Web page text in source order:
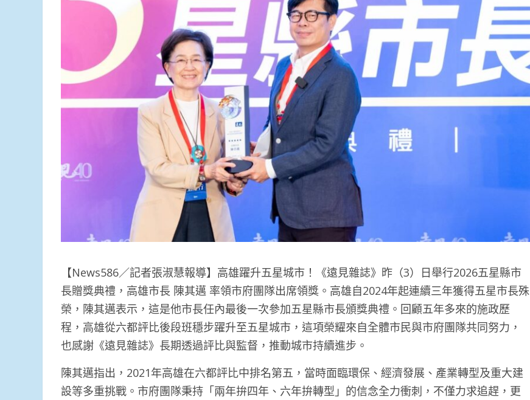
【News586／記者張淑慧報導】高雄躍升五星城市！《遠見雜誌》昨（3）日舉行2026五星縣市
長贈獎典禮，高雄市長 陳其邁 率領市府團隊出席領獎。高雄自2024年起連續三年獲得五星市長殊
榮，陳其邁表示，這是他市長任內最後一次參加五星縣市長頒獎典禮。回顧五年多來的施政歷
程，高雄從六都評比後段班穩步躍升至五星城市，這項榮耀來自全體市民與市府團隊共同努力，
也感謝《遠見雜誌》長期透過評比與監督，推動城市持續進步。
陳其邁指出，2021年高雄在六都評比中排名第五，當時面臨環保、經濟發展、產業轉型及重大建
設等多重挑戰。市府團隊秉持「兩年拚四年、六年拚轉型」的信念全力衝刺，不僅力求追趕，更